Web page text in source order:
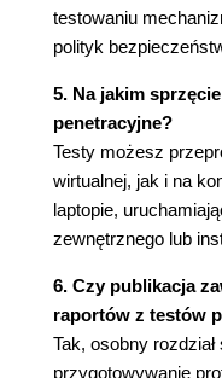
Wyszukiwanie
Skipfish (95)
ProxyStrike
Vega (101)
Owasp-Zap
Websploit
Metasploit
w3af (120)
testowaniu
polityk
5. Na jakim
penetracyjne?
Testy możesz
wirtualnej, jak i na
laptopie,
zewnętrznego lub
6. Czy publikacja
raportów z testów
Tak, osobny
przygotowywanie